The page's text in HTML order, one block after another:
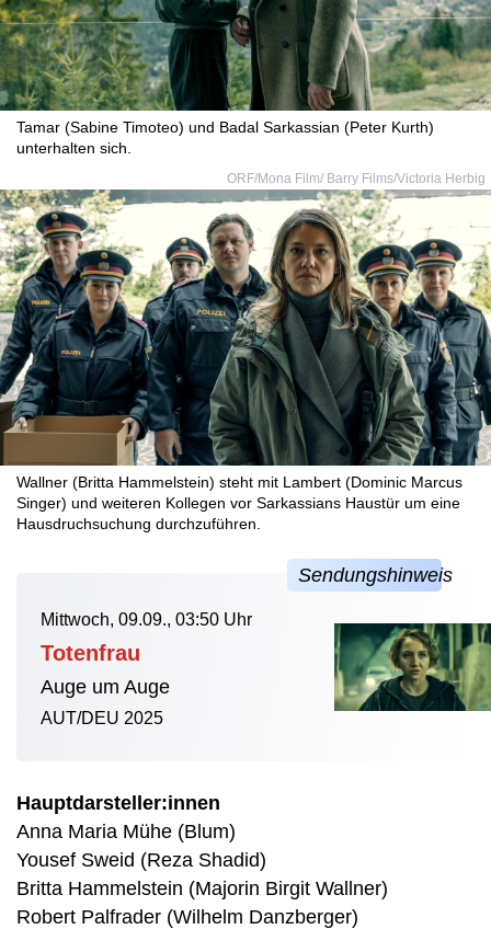
Tamar (Sabine Timoteo) und Badal Sarkassian (Peter Kurth)
unterhalten sich.
ORF/Mona Film/ Barry Films/Victoria Herbig
Wallner (Britta Hammelstein) steht mit Lambert (Dominic Marcus
Singer) und weiteren Kollegen vor Sarkassians Haustür um eine
Hausdruchsuchung durchzuführen.
Mittwoch, 09.09., 03:50 Uhr
Totenfrau
Auge um Auge
AUT/DEU 2025
Hauptdarsteller:innen
Anna Maria Mühe (Blum)
Yousef Sweid (Reza Shadid)
Britta Hammelstein (Majorin Birgit Wallner)
Robert Palfrader (Wilhelm Danzberger)